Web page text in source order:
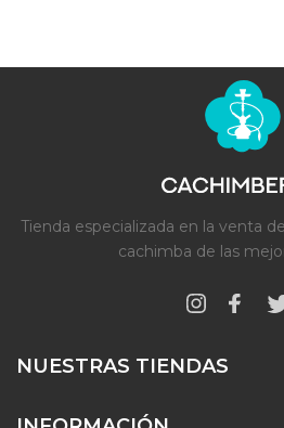
Tienda especializada en la venta
cachimba de las
NUESTRAS TIENDAS